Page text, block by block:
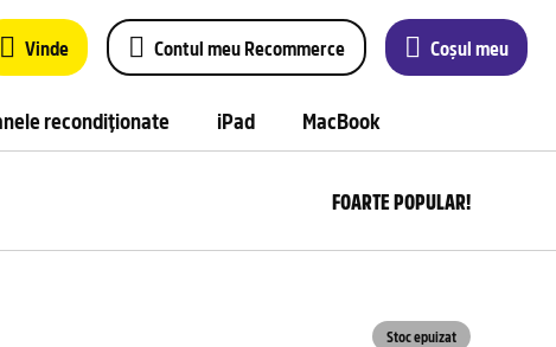
Vinde Contul meu Recommerce Coșul meu
recondiționate iPad MacBook
FOARTE POPULAR!
Stoc epuizat